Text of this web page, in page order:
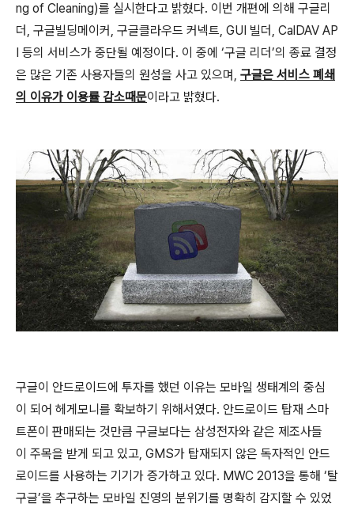
ng of Cleaning)를 실시한다고 밝혔다. 이번 개편에 의해 구글리
더, 구글빌딩메이커, 구글클라우드 커넥트, GUI 빌더, CalDAV AP
I 등의 서비스가 중단될 예정이다. 이 중에 ‘구글 리더’의 종료 결정
은 많은 기존 사용자들의 원성을 사고 있으며, 구글은 서비스 폐쇄
의 이유가 이용률 감소때문이라고 밝혔다.
구글이 안드로이드에 투자를 했던 이유는 모바일 생태계의 중심
이 되어 헤게모니를 확보하기 위해서였다. 안드로이드 탑재 스마
트폰이 판매되는 것만큼 구글보다는 삼성전자와 같은 제조사들
이 주목을 받게 되고 있고, GMS가 탑재되지 않은 독자적인 안드
로이드를 사용하는 기기가 증가하고 있다. MWC 2013을 통해 ‘탈
구글’을 추구하는 모바일 진영의 분위기를 명확히 감지할 수 있었